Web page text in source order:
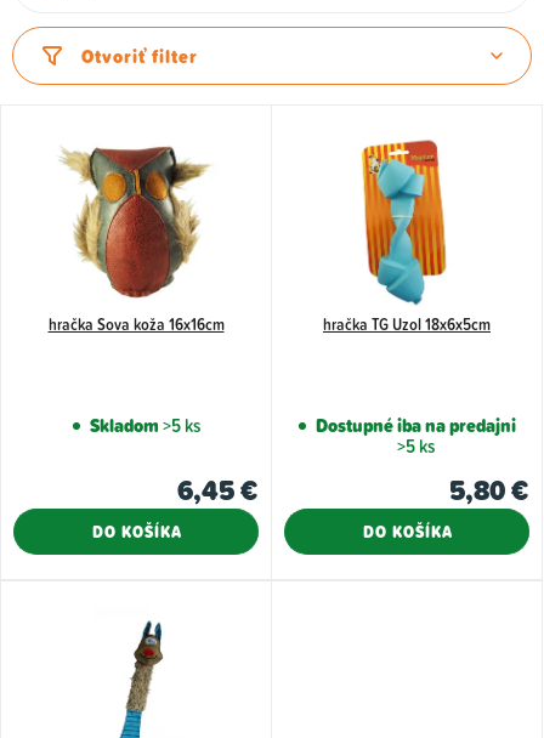
Otvoriť filter
d
e
v
o
v
hračka Sova koža 16x16cm
Skladom>5 ks
6,45 €
DO KOŠÍKA
hračka TG Uzol 18x6x5cm
Dostupné iba na predajni
>5 ks
5,80 €
DO KOŠÍKA